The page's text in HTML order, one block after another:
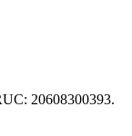
20608300393.